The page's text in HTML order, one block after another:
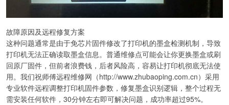
故障原因及远程修复方案
这种问题通常是由于免芯片固件修改了打印机的墨盒检测机制，导致
打印机无法正确读取墨盒信息。普通维修点可能会让你更换墨盒或刷
回原厂固件，但前者浪费钱，后者风险高，容易让打印机彻底无法使
用。我们祝师傅远程维修网（http://www.zhubaoping.com.cn）采用
专业软件远程调整打印机固件参数，修复墨盒识别逻辑，整个过程无
需安装任何软件，30分钟左右即可解决问题，成功率超过95%。